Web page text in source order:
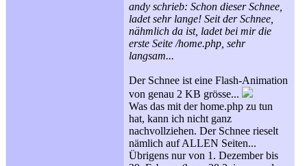
andy schrieb: Schon dieser Schnee,
ladet sehr lange! Seit der Schnee,
nähmlich da ist, ladet bei mir die
erste Seite /home.php, sehr
langsam...
Der Schnee ist eine Flash-Animation
von genau 2 KB grösse...
Was das mit der home.php zu tun
hat, kann ich nicht ganz
nachvollziehen. Der Schnee rieselt
nämlich auf ALLEN Seiten...
Übrigens nur von 1. Dezember bis